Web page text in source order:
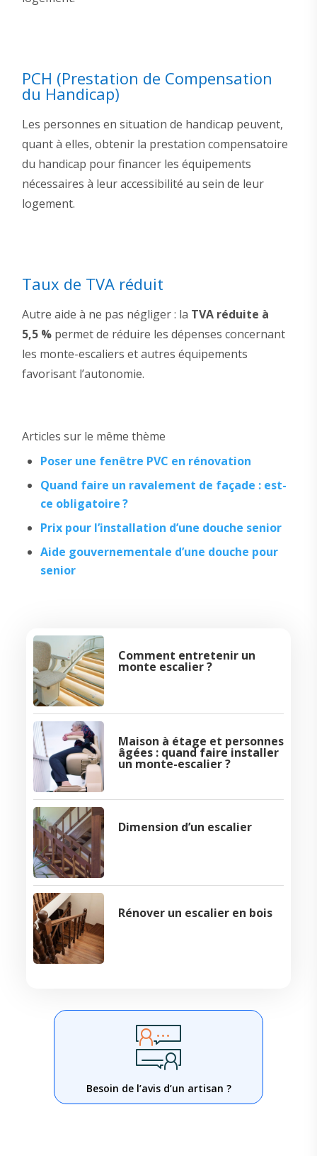
PCH (Prestation de Compensation
du Handicap)
Les personnes en situation de handicap peuvent,
quant à elles, obtenir la prestation compensatoire
du handicap pour financer les équipements
nécessaires à leur accessibilité au sein de leur
logement.
Taux de TVA réduit
Autre aide à ne pas négliger : la TVA réduite à
5,5 %permet de réduire les dépenses concernant
les monte-escaliers et autres équipements
favorisant l’autonomie.
Articles sur le même thème
Poser une fenêtre PVC en rénovation
Quand faire un ravalement de façade : est-
ce obligatoire ?
Prix pour l’installation d’une douche senior
Aide gouvernementale d’une douche pour
senior
Comment entretenir un
monte escalier ?
Maison à étage et personnes
âgées : quand faire installer
un monte-escalier ?
Dimension d’un escalier
Rénover un escalier en bois
Besoin de l’avis d’un artisan ?